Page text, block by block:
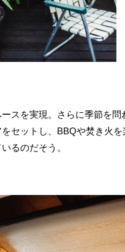
スを実現。さらに季節を問
セットし、BBQや焚き火
るのだそう。